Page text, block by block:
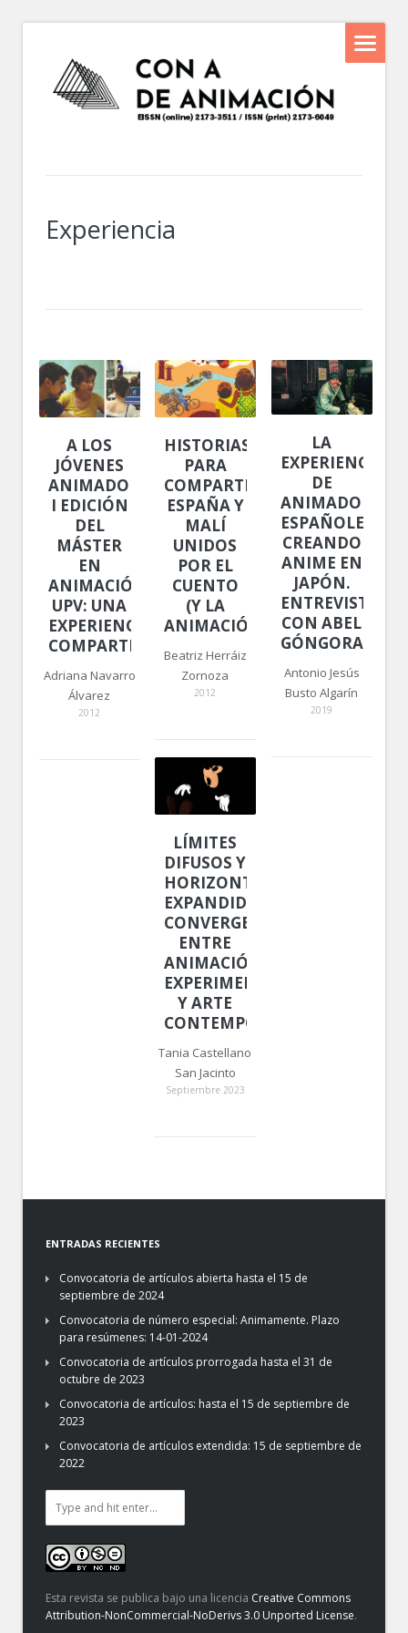
Experiencia
A LOS
JÓVENES
ANIMADORES.
I EDICIÓN
DEL
MÁSTER
EN
ANIMACIÓN
UPV: UNA
EXPERIENCIA
COMPARTIDA
Adriana Navarro
Álvarez
2012
HISTORIAS
PARA
COMPARTIR.
ESPAÑA Y
MALÍ
UNIDOS
POR EL
CUENTO
(Y LA
ANIMACIÓN)
Beatriz Herráiz
Zornoza
2012
LA
EXPERIENCIA
DE
ANIMADORES
ESPAÑOLES
CREANDO
ANIME EN
JAPÓN.
ENTREVISTA
CON ABEL
GÓNGORA
Antonio Jesús
Busto Algarín
2019
LÍMITES
DIFUSOS Y
HORIZONTES
EXPANDIDOS.
CONVERGENCIAS
ENTRE
ANIMACIÓN
EXPERIMENTAL
Y ARTE
CONTEMPORÁNEO
Tania Castellano
San Jacinto
Septiembre 2023
ENTRADAS RECIENTES
Convocatoria de artículos abierta hasta el 15 de
septiembre de 2024
Convocatoria de número especial: Animamente. Plazo
para resúmenes: 14-01-2024
Convocatoria de artículos prorrogada hasta el 31 de
octubre de 2023
Convocatoria de artículos: hasta el 15 de septiembre de
2023
Convocatoria de artículos extendida: 15 de septiembre de
2022
Esta revista se publica bajo una licencia Creative Commons
Attribution-NonCommercial-NoDerivs 3.0 Unported License.